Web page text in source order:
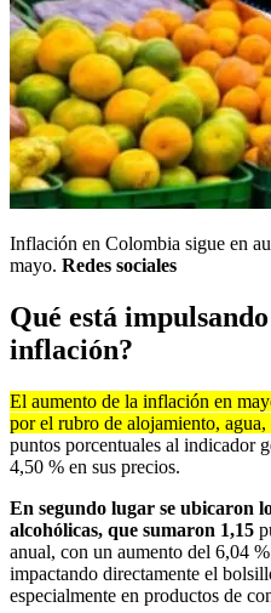
Inflación en Colombia sigue en
mayo. Redes sociales
Qué está
inflación?
El aumento de la inflación en
por el rubro de alojamiento,
puntos porcentuales al indicador
4,50 % en sus precios.
En segundo lugar se ubicaron
alcohólicas, que sumaron 1,15
anual, con un aumento del 6,04
impactando directamente el
especialmente en productos de